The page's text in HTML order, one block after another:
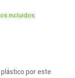
incluidos
por este